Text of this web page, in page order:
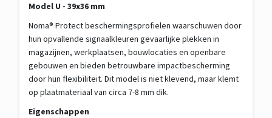
Model U - 39x36 mm
Noma® Protect beschermingsprofielen waarschuwen door
hun opvallende signaalkleuren gevaarlijke plekken in
magazijnen, werkplaatsen, bouwlocaties en openbare
gebouwen en bieden betrouwbare impactbescherming
door hun flexibiliteit. Dit model is niet klevend, maar klemt
op plaatmateriaal van circa 7-8 mm dik.
Eigenschappen